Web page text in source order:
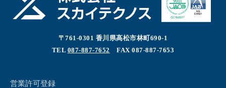
〒761-0301 香川県高松市林町690-1
TEL 087-887-7652 FAX 087-887-7653
営業許可登録